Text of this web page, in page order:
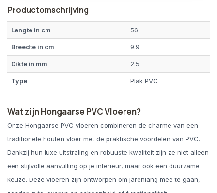
Productomschrijving
Lengte in cm 56
Breedte in cm 9.9
Dikte in mm 2.5
Type Plak PVC
Wat zijn Hongaarse PVC Vloeren?
Onze Hongaarse PVC vloeren combineren de charme van een
traditionele houten vloer met de praktische voordelen van PVC.
Dankzij hun luxe uitstraling en robuuste kwaliteit zijn ze niet alleen
een stijlvolle aanvulling op je interieur, maar ook een duurzame
keuze. Deze vloeren zijn ontworpen om jarenlang mee te gaan,